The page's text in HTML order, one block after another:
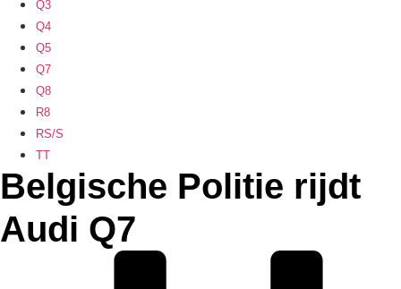
Q3
Q4
Q5
Q7
Q8
R8
RS/S
TT
Belgische Politie rijdt
Audi Q7